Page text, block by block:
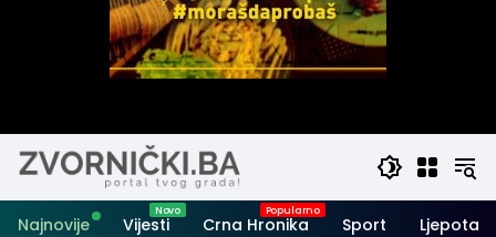
Najnovije Vijesti Crna Hronika Sport Ljepota i